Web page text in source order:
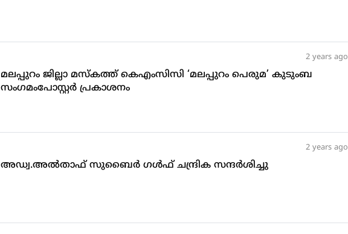
2 years ago
മലപ്പുറം ജില്ലാ മസ്‌കത്ത് കെഎംസിസി ‘മലപ്പുറം പെരുമ’ കുടുംബ
സംഗമംപോസ്റ്റര്‍ പ്രകാശനം
2 years ago
അഡ്വ.അല്‍താഫ് സുബൈര്‍ ഗള്‍ഫ് ചന്ദ്രിക സന്ദര്‍ശിച്ചു